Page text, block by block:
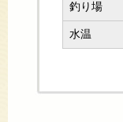
釣り場
水温